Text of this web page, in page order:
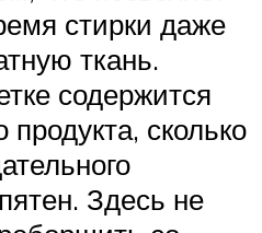
стирки даже
ткань.
содержится
продукта, сколько
Здесь не